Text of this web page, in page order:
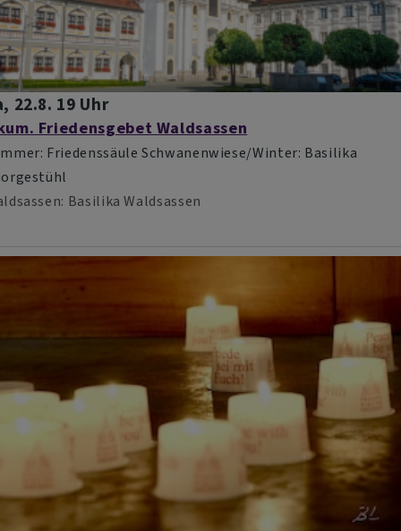
22.8. 19 Uhr
Friedensgebet Waldsassen
Friedenssäule Schwanenwiese/Winter: Basilika
Basilika Waldsassen